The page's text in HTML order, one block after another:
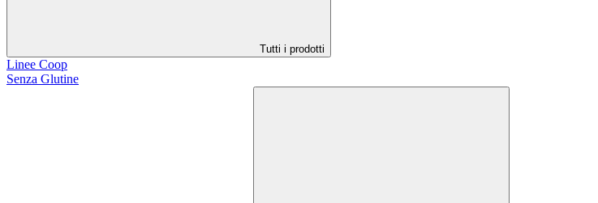
Tutti i prodotti
Linee Coop
Senza Glutine